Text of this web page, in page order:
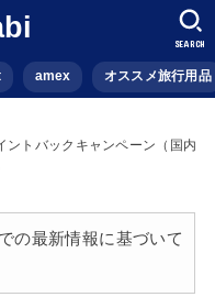
amex オススメ旅行用品
SEARCH
トバックキャンペーン（国内
の最新情報に基づいて